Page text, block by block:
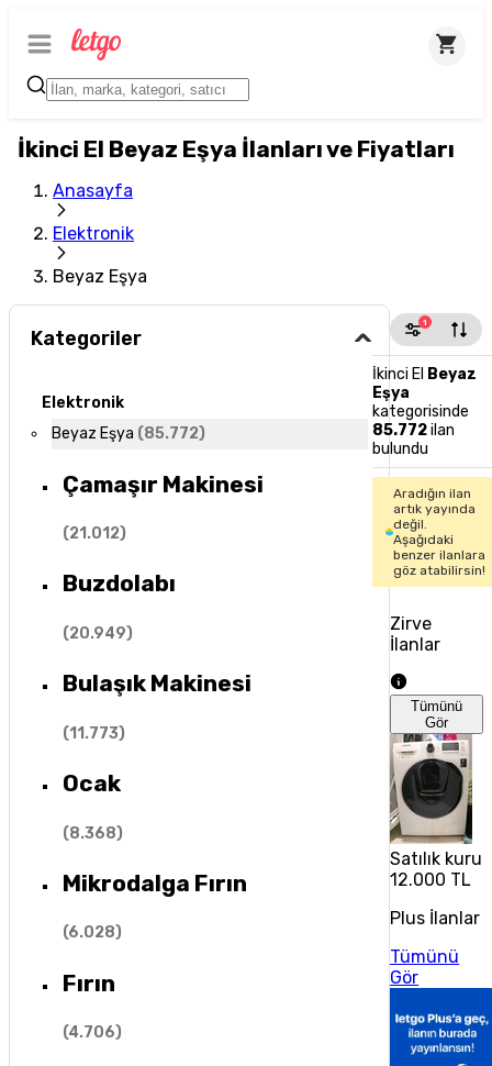
İkinci El Beyaz Eşya İlanları ve Fiyatları
Anasayfa
Elektronik
Beyaz Eşya
Kategoriler
Elektronik
Beyaz Eşya (85.772)
Çamaşır Makinesi
(21.012)
Buzdolabı
(20.949)
Bulaşık Makinesi
(11.773)
Ocak
(8.368)
Mikrodalga Fırın
(6.028)
Fırın
(4.706)
1
İkinci El Beyaz
Eşya
kategorisinde
85.772ilan
bulundu
Aradığın ilan
artık yayında
değil.
Aşağıdaki
benzer ilanlara
göz atabilirsin!
Zirve
İlanlar
Tümünü
Gör
Satılık
12.000 TL
Plus İlanlar
Tümünü
Gör